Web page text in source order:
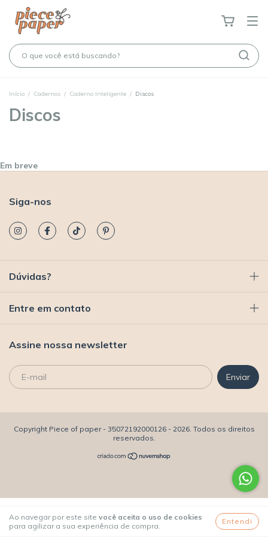
Ao navegar por este site você aceita o uso de cookies
para agilizar a sua experiência de compra.
Entendi
Início / Cadernos / Caderno Inteligente / Discos
Discos
Em breve
Siga-nos
Dúvidas?
Entre em contato
Assine nossa newsletter
Copyright Piece of paper - 35072192000126 - 2026. Todos os direitos
reservados.